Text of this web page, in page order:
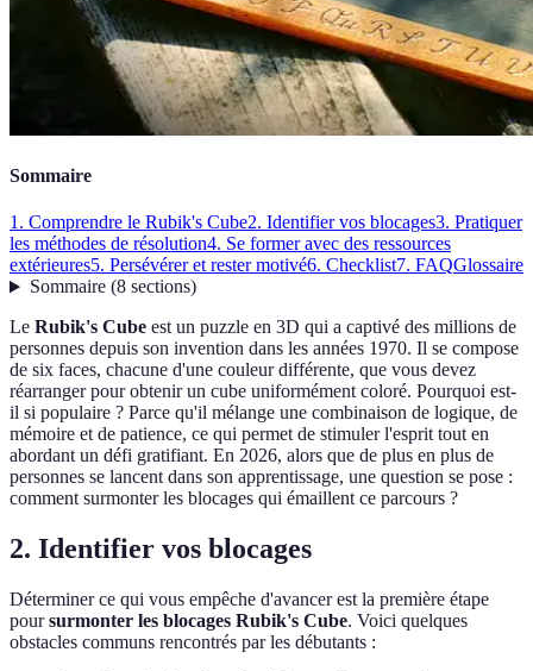
Sommaire
1. Comprendre le Rubik's Cube2. Identifier vos blocages3. Pratiquer
les méthodes de résolution4. Se former avec des ressources
extérieures5. Persévérer et rester motivé6. Checklist7. FAQGlossaire
Sommaire(8 sections)
Le Rubik's Cube est un puzzle en 3D qui a captivé des millions de
personnes depuis son invention dans les années 1970. Il se compose
de six faces, chacune d'une couleur différente, que vous devez
réarranger pour obtenir un cube uniformément coloré. Pourquoi est-
il si populaire ? Parce qu'il mélange une combinaison de logique, de
mémoire et de patience, ce qui permet de stimuler l'esprit tout en
abordant un défi gratifiant. En 2026, alors que de plus en plus de
personnes se lancent dans son apprentissage, une question se pose :
comment surmonter les blocages qui émaillent ce parcours ?
2. Identifier vos blocages
Déterminer ce qui vous empêche d'avancer est la première étape
poursurmonter les blocages Rubik's Cube. Voici quelques
obstacles communs rencontrés par les débutants :